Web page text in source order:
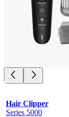
Hair Clipper
Series 5000